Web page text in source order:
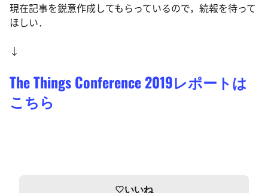
現在記事を鋭意作成してもらっているので，続報を待って
ほしい．
↓
The Things Conference 2019レポートは
こちら
favorite_borderいいね